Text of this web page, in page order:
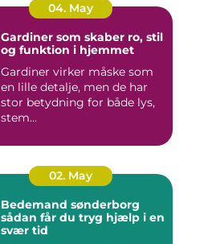
04. May
Gardiner som skaber ro, stil
og funktion i hjemmet
Gardiner virker måske som
en lille detalje, men de har
stor betydning for både lys,
stem...
02. May
Bedemand sønderborg
sådan får du tryg hjælp i en
svær tid